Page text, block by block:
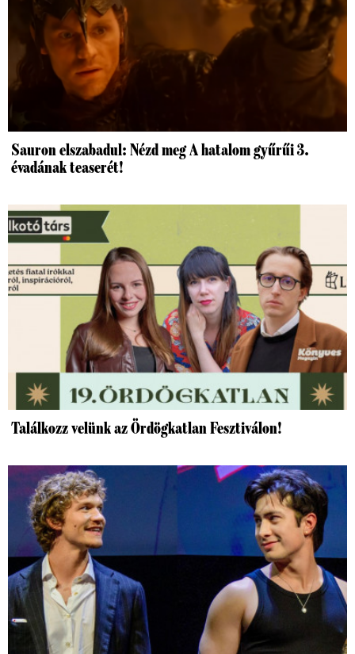
Sauron elszabadul: Nézd meg A hatalom gyűrűi 3.
évadának teaserét!
Találkozz velünk az Ördögkatlan Fesztiválon!